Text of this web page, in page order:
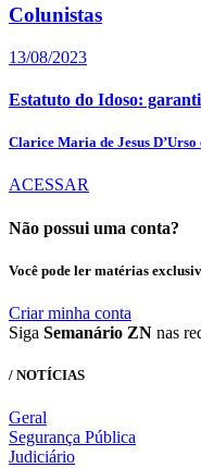
Colunistas
13/08/2023
Estatuto do Idoso:
Clarice Maria de Jesus
ACESSAR
Não possui uma conta?
Você pode ler matérias
Criar minha conta
Siga Semanário ZN nas
/ NOTÍCIAS
Geral
Segurança Pública
Judiciário